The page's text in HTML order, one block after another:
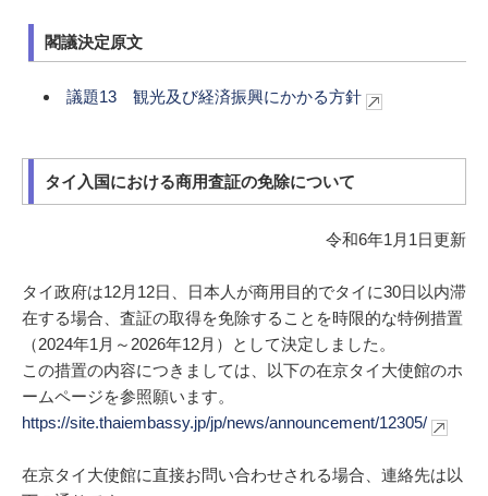
閣議決定原文
議題13 観光及び経済振興にかかる方針
タイ入国における商用査証の免除について
令和6年1月1日更新
タイ政府は12月12日、日本人が商用目的でタイに30日以内滞
在する場合、査証の取得を免除することを時限的な特例措置
（2024年1月～2026年12月）として決定しました。
この措置の内容につきましては、以下の在京タイ大使館のホ
ームページを参照願います。
https://site.thaiembassy.jp/jp/news/announcement/12305/
在京タイ大使館に直接お問い合わせされる場合、連絡先は以